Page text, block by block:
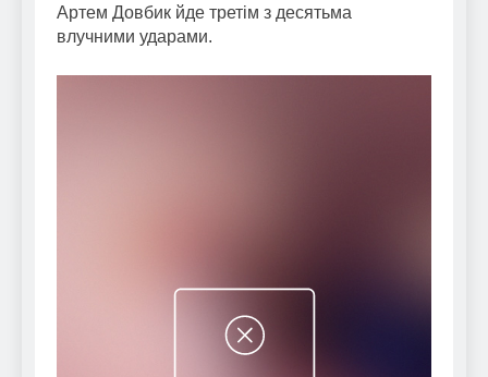
Артем Довбик йде третім з десятьма
влучними ударами.